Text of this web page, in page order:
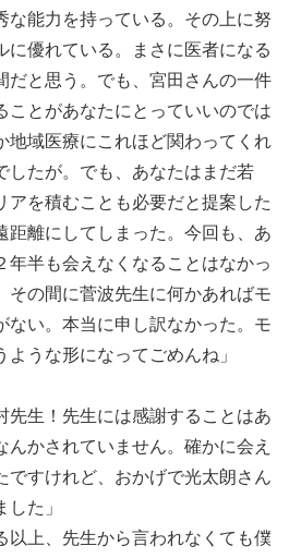
な能力を持っている。その上に努
に優れている。まさに医者になる
だと思う。でも、宮田さんの一件
ことがあなたにとっていいのでは
地域医療にこれほど関わってくれ
したが。でも、あなたはまだ若
アを積むことも必要だと提案した
距離にしてしまった。今回も、あ
年半も会えなくなることはなかっ
その間に菅波先生に何かあればモ
ない。本当に申し訳なかった。モ
うな形になってごめんね」
先生！先生には感謝することはあ
んかされていません。確かに会え
ですけれど、おかげで光太朗さん
た」
以上、先生から言われなくても僕